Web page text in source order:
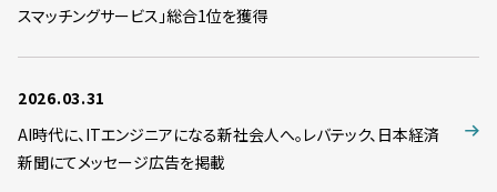
スマッチングサービス」総合1位を獲得
2026.03.31
AI時代に、ITエンジニアになる新社会人へ。レバテック、日本経済
新聞にてメッセージ広告を掲載